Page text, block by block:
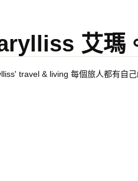
艾瑪
travel & living 每個旅人都有自己